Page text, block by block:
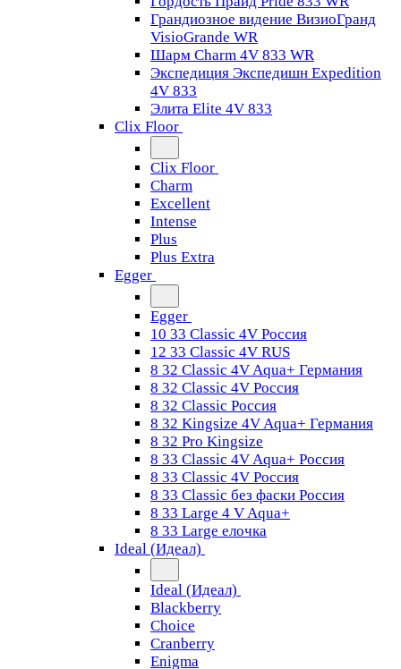
Грандиозное видение ВизиоГранд
VisioGrande WR
Шарм Charm 4V 833 WR
Экспедиция Экспедишн Expedition
4V 833
Элита Elite 4V 833
Clix Floor
Clix Floor
Charm
Excellent
Intense
Plus
Plus Extra
Egger
Egger
10 33 Classic 4V Россия
12 33 Classic 4V RUS
8 32 Classic 4V Aqua+ Германия
8 32 Classic 4V Россия
8 32 Classic Россия
8 32 Kingsize 4V Aqua+ Германия
8 32 Pro Kingsize
8 33 Classic 4V Aqua+ Россия
8 33 Classic 4V Россия
8 33 Classic без фаски Россия
8 33 Large 4 V Aqua+
8 33 Large елочка
Ideal (Идеал)
Ideal (Идеал)
Blackberry
Choice
Cranberry
Enigma